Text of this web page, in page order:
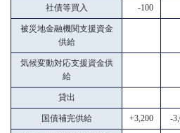
社債等買入 -100
被災地金融機関支援資金
供給
気候変動対応支援資金供
給
貸出
国債補完供給 +3,200 -